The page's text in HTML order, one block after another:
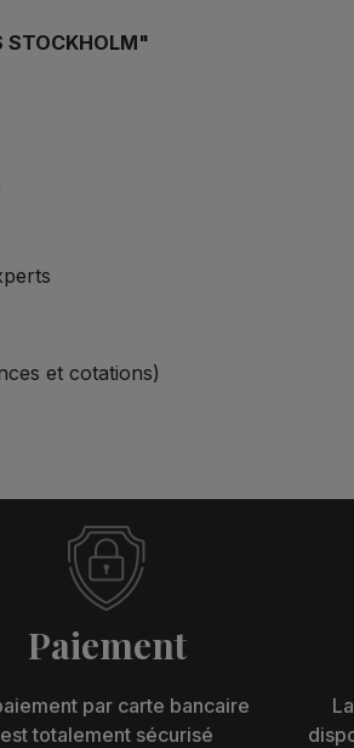
STOCKHOLM"
et cotations)
Paiement
par carte bancaire
est totalement sécurisé